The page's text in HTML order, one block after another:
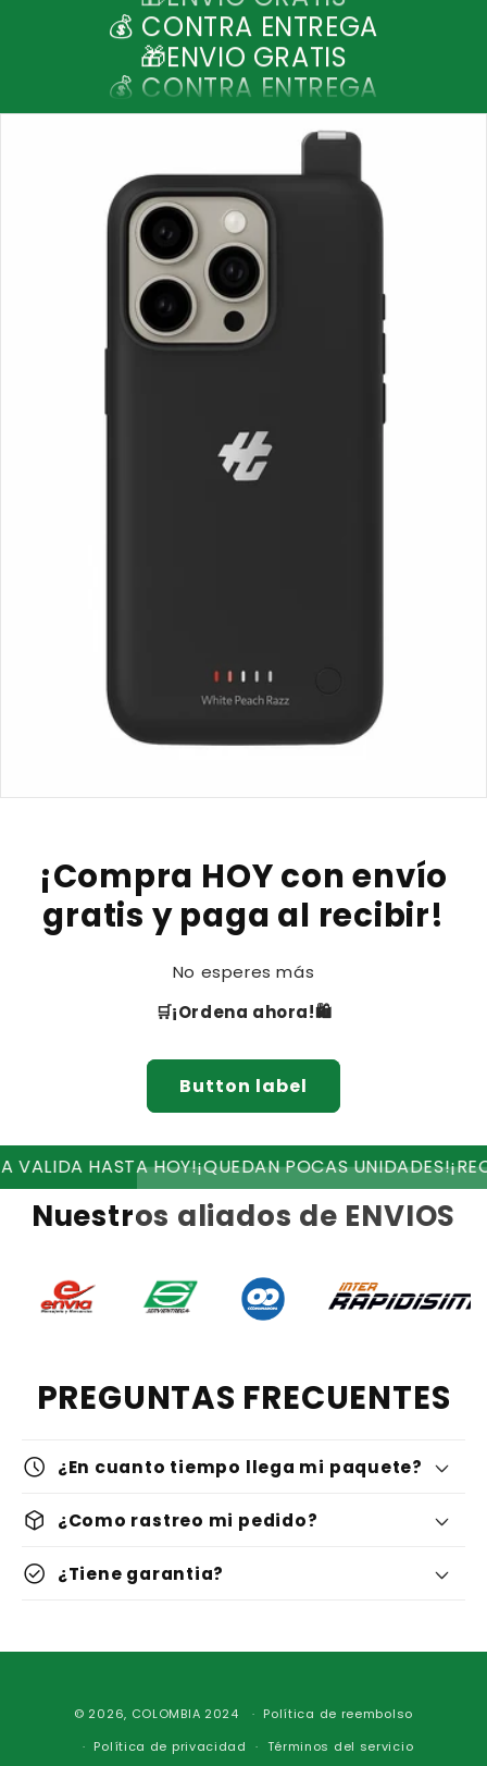
💰 CONTRA ENTREGA
🎁ENVIO GRATIS
💰 CONTRA ENTREGA
🎁ENVIO GRATIS
💰 CONTRA ENTREGA
💰 CONTRA ENTREGA
¡Compra HOY con envío
gratis y paga al recibir!
No esperes más
🛒¡Ordena ahora!🛍
Button label
HASTA HOY!¡QUEDAN POCAS UNIDADES!¡RECIBE
Nuestros aliados de ENVIOS
PREGUNTAS FRECUENTES
schedule ¿En cuanto tiempo llega mi paquete?
deployed_code ¿Como rastreo mi pedido?
check_circle ¿Tiene garantia?
de
pago
© 2026, COLOMBIA 2024
Política de reembolso
Política de privacidad
Términos del servicio